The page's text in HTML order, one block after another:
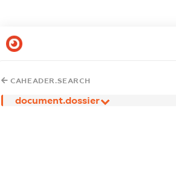
CAHEADER.SEARCH
document.dossier